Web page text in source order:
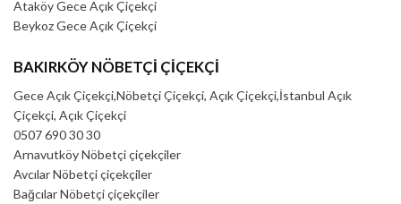
Ataköy Gece Açık Çiçekçi
Beykoz Gece Açık Çiçekçi
BAKIRKÖY NÖBETÇİ ÇİÇEKÇİ
Gece Açık Çiçekçi,Nöbetçi Çiçekçi, Açık Çiçekçi,İstanbul Açık
Çiçekçi, Açık Çiçekçi
0507 690 30 30
Arnavutköy Nöbetçi çiçekçiler
Avcılar Nöbetçi çiçekçiler
Bağcılar Nöbetçi çiçekçiler